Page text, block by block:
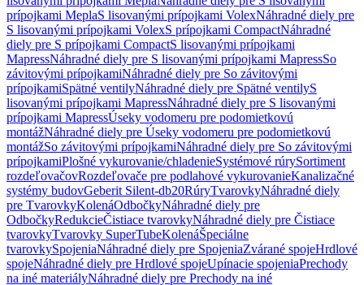
prípojkami MeplaS lisovanými prípojkami VolexNáhradné diely pre
S lisovanými prípojkami VolexS prípojkami CompactNáhradné
diely pre S prípojkami CompactS lisovanými prípojkami
MapressNáhradné diely pre S lisovanými prípojkami MapressSo
závitovými prípojkamiNáhradné diely pre So závitovými
prípojkamiSpätné ventilyNáhradné diely pre Spätné ventilyS
lisovanými prípojkami MapressNáhradné diely pre S lisovanými
prípojkami MapressÚseky vodomeru pre podomietkovú
montážNáhradné diely pre Úseky vodomeru pre podomietkovú
montážSo závitovými prípojkamiNáhradné diely pre So závitovými
prípojkamiPlošné vykurovanie/chladenieSystémové rúrySortiment
rozdeľovačovRozdeľovače pre podlahové vykurovanieKanalizačné
systémy budovGeberit Silent-db20RúryTvarovkyNáhradné diely
pre TvarovkyKolenáOdbočkyNáhradné diely pre
OdbočkyRedukcieČistiace tvarovkyNáhradné diely pre Čistiace
tvarovkyTvarovky SuperTubeKolenáŠpeciálne
tvarovkySpojeniaNáhradné diely pre SpojeniaZvárané spojeHrdlové
spojeNáhradné diely pre Hrdlové spojeUpínacie spojeniaPrechody
na iné materiályNáhradné diely pre Prechody na iné